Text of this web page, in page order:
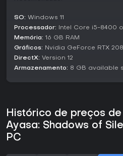
críticas a bugs e problemas de
sessões frustrantes.
moralidade em um cenário de
essa jornada cativante - ainda
SO: Windows 11
Processador: Intel Core i5-8400
Memória: 16 GB RAM
Gráficos: Nvidia GeForce RTX
DirectX: Version 12
Armazenamento: 8 GB available
Histórico de preços de
Ayasa: Shadows of
PC